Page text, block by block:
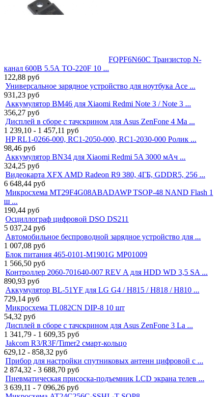
FQPF6N60C Транзистор N-
канал 600В 5.5А TO-220F 10 ...
122,88 руб
Универсальное зарядное устройство для ноутбука Ace ...
931,23 руб
Аккумулятор BM46 для Xiaomi Redmi Note 3 / Note 3 ...
356,27 руб
Дисплей в сборе с тачскрином для Asus ZenFone 4 Ma ...
1 239,10 - 1 457,11 руб
HP RL1-0266-000, RC1-2050-000, RC1-2030-000 Ролик ...
98,46 руб
Аккумулятор BN34 для Xiaomi Redmi 5A 3000 мАч ...
324,25 руб
Видеокарта XFX AMD Radeon R9 380, 4ГБ, GDDR5, 256 ...
6 648,44 руб
Микросхема MT29F4G08ABADAWP TSOP-48 NAND Flash 1
ш ...
190,44 руб
Осциллограф цифровой DSO DS211
5 037,24 руб
Автомобильное беспроводной зарядное устройство для ...
1 007,08 руб
Блок питания 465-0101-M1901G MP01009
1 566,50 руб
Контроллер 2060-701640-007 REV A для HDD WD 3,5 SA ...
890,93 руб
Аккумулятор BL-51YF для LG G4 / H815 / H818 / H810 ...
729,14 руб
Микросхема TL082CN DIP-8 10 шт
54,32 руб
Дисплей в сборе с тачскрином для Asus ZenFone 3 La ...
1 341,79 - 1 609,35 руб
Jakcom R3/R3F/Timer2 смарт-кольцо
629,12 - 858,32 руб
Прибор для настройки спутниковых антенн цифровой с ...
2 874,32 - 3 688,70 руб
Пневматическая присоска-подъемник LCD экрана телев ...
3 639,11 - 7 096,26 руб